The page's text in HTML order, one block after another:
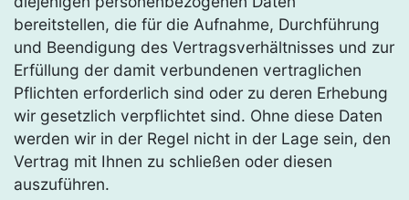
bereitstellen, die für die Aufnahme, Durchführung
und Beendigung des Vertragsverhältnisses und zur
Erfüllung der damit verbundenen vertraglichen
Pflichten erforderlich sind oder zu deren Erhebung
wir gesetzlich verpflichtet sind. Ohne diese Daten
werden wir in der Regel nicht in der Lage sein, den
Vertrag mit Ihnen zu schließen oder diesen
auszuführen.